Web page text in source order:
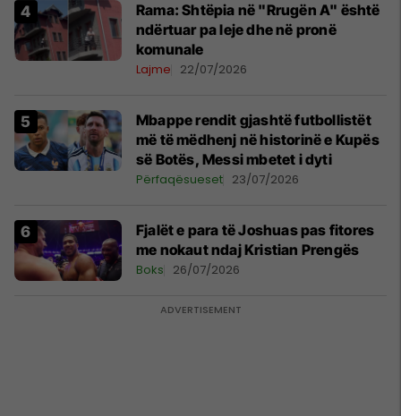
Rama: Shtëpia në "Rrugën A" është
ndërtuar pa leje dhe në pronë
komunale
Lajme 22/07/2026
Mbappe rendit gjashtë futbollistët
më të mëdhenj në historinë e Kupës
së Botës, Messi mbetet i dyti
Përfaqësueset 23/07/2026
Fjalët e para të Joshuas pas fitores
me nokaut ndaj Kristian Prengës
Boks 26/07/2026